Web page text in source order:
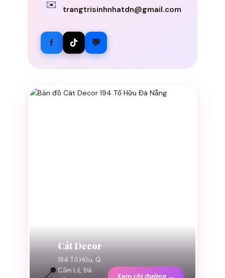
✉️ trangtrisinhnhatdn@gmail.com
f 💬
📍
Cát Decor
194 Tố Hữu, Q.
Cẩm Lệ, Đà